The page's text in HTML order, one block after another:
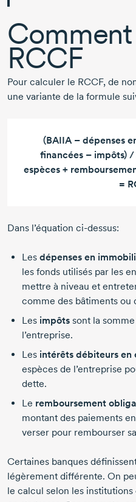
RCCF
Pour calculer le RCCF, de
une variante de la formule
(BAIIA – dépenses
financées – impôts)
espèces +
=
Dans l’équation ci-dessus:
Les dépenses en
les fonds utilisés par les
mettre à niveau et
comme des bâtiments ou
Les impôts sont la
l’entreprise.
Les intérêts débiteurs en
espèces de l’entreprise
dette.
Le remboursement
montant des paiements
verser pour rembourser
Certaines banques
légèrement différente. On
le calcul selon les